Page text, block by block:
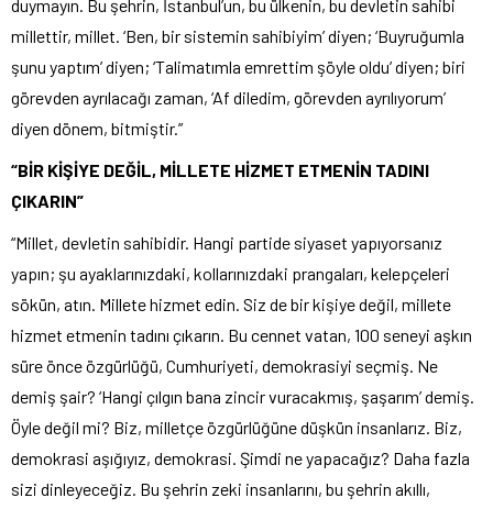
duymayın. Bu şehrin, İstanbul’un, bu ülkenin, bu devletin sahibi
millettir, millet. ‘Ben, bir sistemin sahibiyim’ diyen; ‘Buyruğumla
şunu yaptım’ diyen; ‘Talimatımla emrettim şöyle oldu’ diyen; biri
görevden ayrılacağı zaman, ‘Af diledim, görevden ayrılıyorum’
diyen dönem, bitmiştir.”
“BİR KİŞİYE DEĞİL, MİLLETE HİZMET ETMENİN TADINI
ÇIKARIN”
“Millet, devletin sahibidir. Hangi partide siyaset yapıyorsanız
yapın; şu ayaklarınızdaki, kollarınızdaki prangaları, kelepçeleri
sökün, atın. Millete hizmet edin. Siz de bir kişiye değil, millete
hizmet etmenin tadını çıkarın. Bu cennet vatan, 100 seneyi aşkın
süre önce özgürlüğü, Cumhuriyeti, demokrasiyi seçmiş. Ne
demiş şair? ‘Hangi çılgın bana zincir vuracakmış, şaşarım’ demiş.
Öyle değil mi? Biz, milletçe özgürlüğüne düşkün insanlarız. Biz,
demokrasi aşığıyız, demokrasi. Şimdi ne yapacağız? Daha fazla
sizi dinleyeceğiz. Bu şehrin zeki insanlarını, bu şehrin akıllı,